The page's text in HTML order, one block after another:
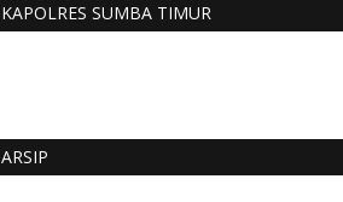
KAPOLRES SUMBA TIMUR
ARSIP